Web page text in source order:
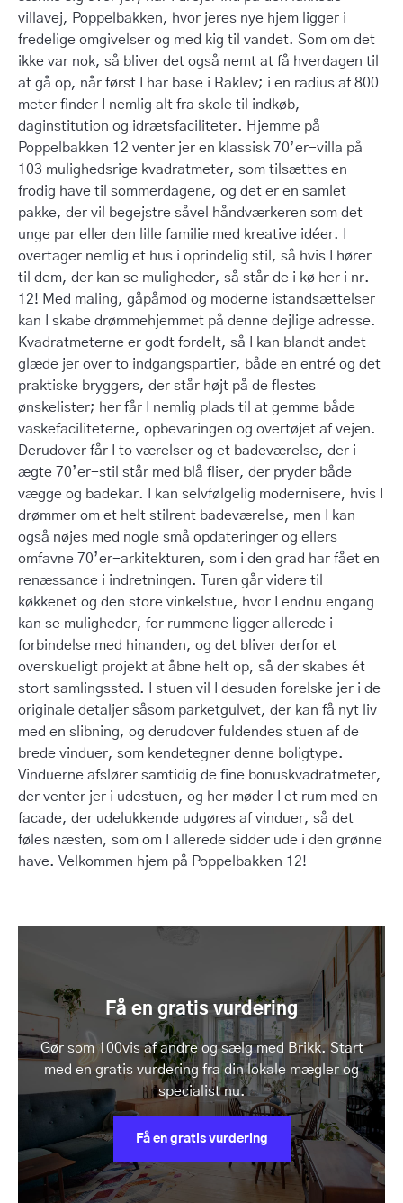
villavej, Poppelbakken, hvor jeres nye hjem ligger i
fredelige omgivelser og med kig til vandet. Som om det
ikke var nok, så bliver det også nemt at få hverdagen til
at gå op, når først I har base i Raklev; i en radius af 800
meter finder I nemlig alt fra skole til indkøb,
daginstitution og idrætsfaciliteter. Hjemme på
Poppelbakken 12 venter jer en klassisk 70’er-villa på
103 mulighedsrige kvadratmeter, som tilsættes en
frodig have til sommerdagene, og det er en samlet
pakke, der vil begejstre såvel håndværkeren som det
unge par eller den lille familie med kreative idéer. I
overtager nemlig et hus i oprindelig stil, så hvis I hører
til dem, der kan se muligheder, så står de i kø her i nr.
12! Med maling, gåpåmod og moderne istandsættelser
kan I skabe drømmehjemmet på denne dejlige adresse.
Kvadratmeterne er godt fordelt, så I kan blandt andet
glæde jer over to indgangspartier, både en entré og det
praktiske bryggers, der står højt på de flestes
ønskelister; her får I nemlig plads til at gemme både
vaskefaciliteterne, opbevaringen og overtøjet af vejen.
Derudover får I to værelser og et badeværelse, der i
ægte 70’er-stil står med blå fliser, der pryder både
vægge og badekar. I kan selvfølgelig modernisere, hvis I
drømmer om et helt stilrent badeværelse, men I kan
også nøjes med nogle små opdateringer og ellers
omfavne 70’er-arkitekturen, som i den grad har fået en
renæssance i indretningen. Turen går videre til
køkkenet og den store vinkelstue, hvor I endnu engang
kan se muligheder, for rummene ligger allerede i
forbindelse med hinanden, og det bliver derfor et
overskueligt projekt at åbne helt op, så der skabes ét
stort samlingssted. I stuen vil I desuden forelske jer i de
originale detaljer såsom parketgulvet, der kan få nyt liv
med en slibning, og derudover fuldendes stuen af de
brede vinduer, som kendetegner denne boligtype.
Vinduerne afslører samtidig de fine bonuskvadratmeter,
der venter jer i udestuen, og her møder I et rum med en
facade, der udelukkende udgøres af vinduer, så det
føles næsten, som om I allerede sidder ude i den grønne
have. Velkommen hjem på Poppelbakken 12!
Få en gratis vurdering
Gør som 100vis af andre og sælg med Brikk. Start
med en gratis vurdering fra din lokale mægler og
specialist nu.
Få en gratis vurdering